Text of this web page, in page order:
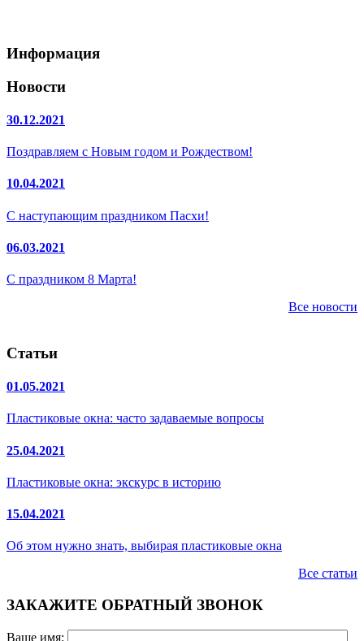
Информация
Новости
30.12.2021
Поздравляем с Новым годом и Рождеством!
10.04.2021
С наступающим праздником Пасхи!
06.03.2021
С праздником 8 Марта!
Все новости
Статьи
01.05.2021
Пластиковые окна: часто задаваемые вопросы
25.04.2021
Пластиковые окна: экскурс в историю
15.04.2021
Об этом нужно знать, выбирая пластиковые окна
Все статьи
ЗАКАЖИТЕ ОБРАТНЫЙ ЗВОНОК
Ваше имя: